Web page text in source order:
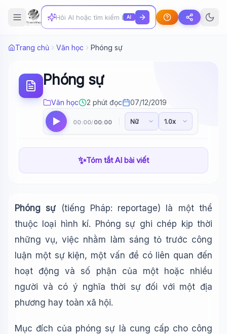
AI
Trang chủ Văn học Phóng sự
Phóng sự
Văn học 2 phút đọc 07/12/2019
00:00/ 00:00
✨Tóm tắt AI bài viết
Phóng sự (tiếng Pháp: reportage) là một thể
thuộc loại hình kí. Phóng sự ghi chép kịp thời
những vụ, việc nhằm làm sáng tỏ trước công
luận một sự kiện, một vấn đề có liên quan đến
hoạt động và số phận của một hoặc nhiều
người và có ý nghĩa thời sự đối với một địa
phương hay toàn xã hội.
Mục đích của phóng sự là cung cấp cho công